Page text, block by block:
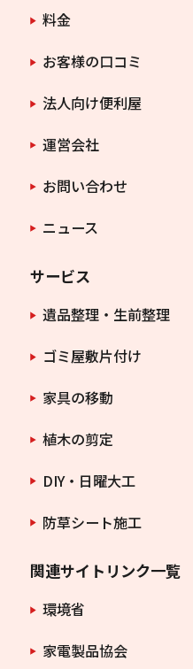
料金
お客様の口コミ
法人向け便利屋
運営会社
お問い合わせ
ニュース
サービス
遺品整理・生前整理
ゴミ屋敷片付け
家具の移動
植木の剪定
DIY・日曜大工
防草シート施工
関連サイトリンク一覧
環境省
家電製品協会